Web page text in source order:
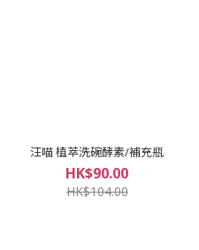
汪喵 植萃洗碗酵素/補充瓶
HK$90.00
HK$104.00